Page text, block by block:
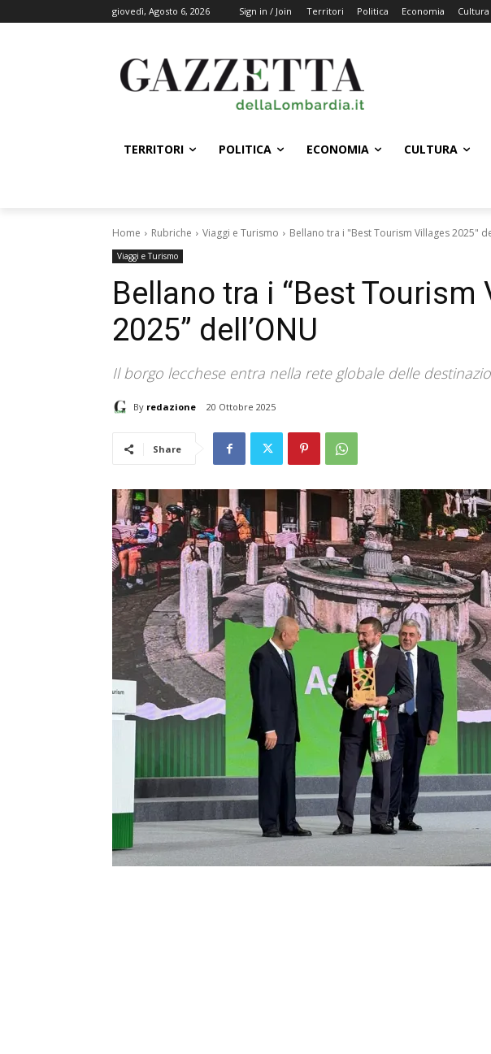
giovedì, Agosto 6, 2026 Sign in / Join Territori Politica Economia Cultura
TERRITORI POLITICA ECONOMIA CULTURA
Home Rubriche Viaggi e Turismo Bellano tra i "Best Tourism Villages 2025"
Viaggi e Turismo
Bellano tra i “Best Tourism
2025” dell’ONU
Il borgo lecchese entra nella rete globale delle
By redazione 20 Ottobre 2025
Share